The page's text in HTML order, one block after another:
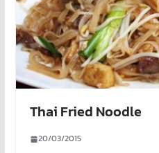
Thai Fried Noodle
20/03/2015